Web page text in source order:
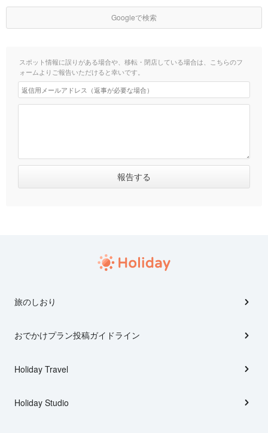
Googleで検索
スポット情報に誤りがある場合や、移転・閉店している場合は、こちらのフ
ォームよりご報告いただけると幸いです。
旅のしおり
おでかけプラン投稿ガイドライン
Holiday Travel
Holiday Studio